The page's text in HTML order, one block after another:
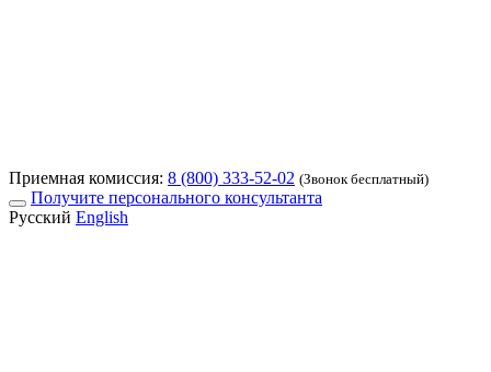
Приемная комиссия: 8 (800) 333-52-02 (Звонок бесплатный)
Получите персонального консультанта
Русский English